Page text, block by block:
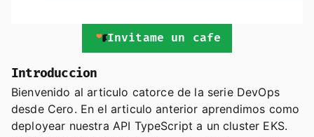
Invitame un cafe
Introduccion
Bienvenido al articulo catorce de la serie DevOps
desde Cero. En el articulo anterior aprendimos como
deployear nuestra API TypeScript a un cluster EKS.